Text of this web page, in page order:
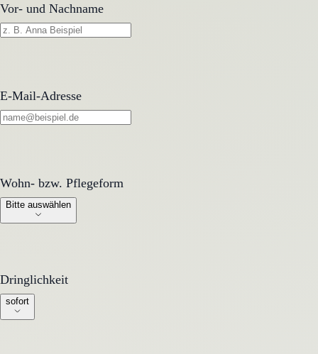
Vor- und Nachname
E-Mail-Adresse
Wohn- bzw. Pflegeform
Wohn- bzw. Pflegeform
Bitte auswählen
Dringlichkeit
Dringlichkeit
sofort